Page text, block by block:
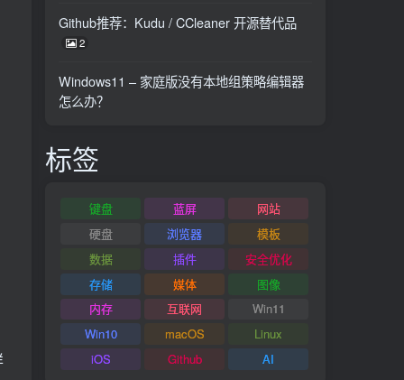
Github推荐：Kudu / CCleaner 开源替代品
2
Windows11 – 家庭版没有本地组策略编辑器
怎么办？
标签
键盘 蓝屏
网站
硬盘
浏览器
模板
数据
插件
安全优化
存储
媒体
图像
内存
互联网
Win11
Win10
macOS
Linux
iOS
Github AI